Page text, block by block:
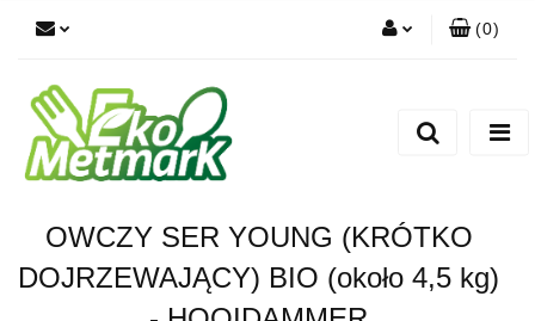
(0)
OWCZY SER YOUNG (KRÓTKO
DOJRZEWAJĄCY) BIO (około 4,5 kg)